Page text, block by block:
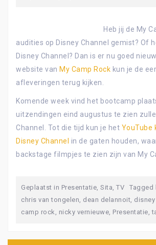
Heb jij de My
audities op Disney Channel gemist? Of
Disney Channel? Dan is er nu goed
website van My Camp Rock kun je de
afleveringen terug kijken.
Komende week vind het bootcamp
uitzendingen eind augustus te zien
Channel. Tot die tijd kun je het YouTube
Disney Channel
in de gaten houden,
backstage filmpjes te zien zijn van My
Geplaatst in Presentatie, Sita, TV Tagged
chris van tongelen, dean delannoit, disney
camp rock , nicky vernieuwe, Presentatie,